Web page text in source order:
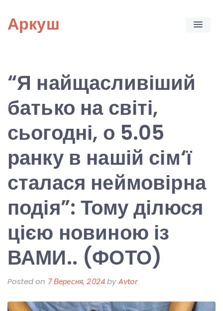
content
Аркуш
“Я найщасливіший
батько на світі,
сьогодні, о 5.05
ранку в нашій сім‘ї
сталася неймовірна
подія”: Тому ділюся
цією новиною із
ВАМИ.. (ФОТО)
Posted on 7 Вересня, 2024byAvtor